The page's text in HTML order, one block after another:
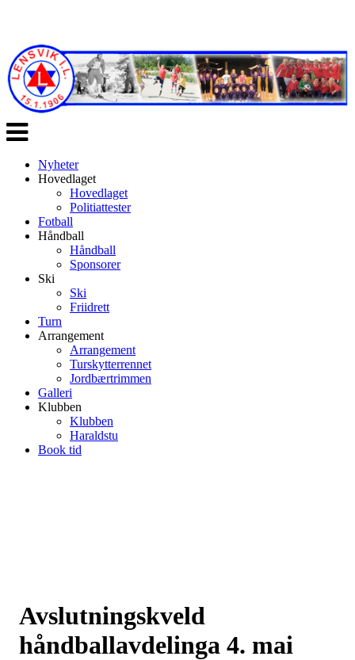
Veksle
navigasjon
Nyheter
Hovedlaget
Hovedlaget
Politiattester
Fotball
Håndball
Håndball
Sponsorer
Ski
Ski
Friidrett
Turn
Arrangement
Arrangement
Turskytterrennet
Jordbærtrimmen
Galleri
Klubben
Klubben
Haraldstu
Book tid
Avslutningskveld
håndballavdelinga 4. mai